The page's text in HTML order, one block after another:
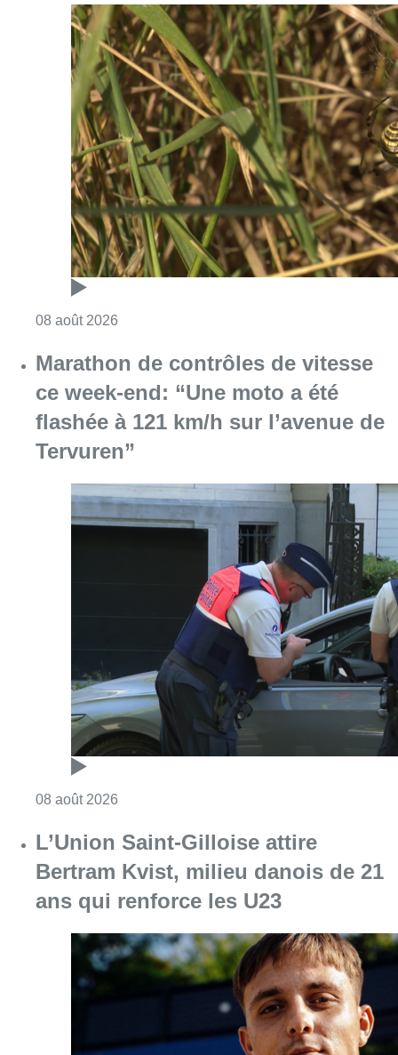
08 août 2026Consulter l'article "Au Moeraske, Bart
Marathon de contrôles de vitesse
ce week-end: “Une moto a été
flashée à 121 km/h sur l’avenue de
Tervuren”
Consulter l'article "Marathon de contrôles
L’Union Saint-Gilloise attire
Bertram Kvist, milieu danois de 21
ans qui renforce les U23
08 août 2026 Consulter l'article "L’Union Saint-Gilloise